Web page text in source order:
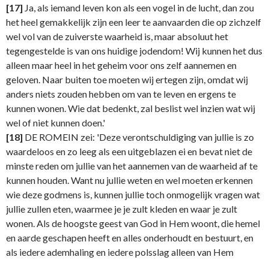
[17] Ja, als iemand leven kon als een vogel in de lucht, dan zou
het heel gemakkelijk zijn een leer te aanvaarden die op zichzelf
wel vol van de zuiverste waarheid is, maar absoluut het
tegengestelde is van ons huidige jodendom! Wij kunnen het dus
alleen maar heel in het geheim voor ons zelf aannemen en
geloven. Naar buiten toe moeten wij ertegen zijn, omdat wij
anders niets zouden hebben om van te leven en ergens te
kunnen wonen. Wie dat bedenkt, zal beslist wel inzien wat wij
wel of niet kunnen doen.'
[18] DE ROMEIN zei: 'Deze verontschuldiging van jullie is zo
waardeloos en zo leeg als een uitgeblazen ei en bevat niet de
minste reden om jullie van het aannemen van de waarheid af te
kunnen houden. Want nu jullie weten en wel moeten erkennen
wie deze godmens is, kunnen jullie toch onmogelijk vragen wat
jullie zullen eten, waarmee je je zult kleden en waar je zult
wonen. Als de hoogste geest van God in Hem woont, die hemel
en aarde geschapen heeft en alles onderhoudt en bestuurt, en
als iedere ademhaling en iedere polsslag alleen van Hem